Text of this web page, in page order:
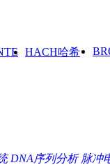
HACH哈希
DNA序列分析 脉冲